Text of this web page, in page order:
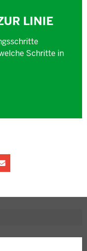
LINIE
Schritte in